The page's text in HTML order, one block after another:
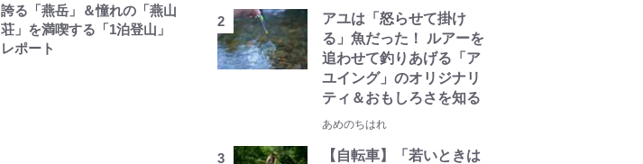
誇る「燕岳」＆憧れの「燕山
荘」を満喫する「1泊登山」
レポート
アユは「怒らせて掛け
る」魚だった！ ルアーを
追わせて釣りあげる「ア
ユイング」のオリジナリ
ティ＆おもしろさを知る
あめのちはれ
【自転車】「若いときは